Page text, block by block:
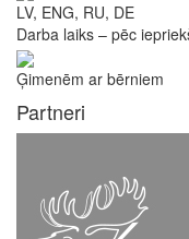
LV, ENG, RU, DE
Darba laiks – pēc
Ģimenēm ar bērniem
Partneri